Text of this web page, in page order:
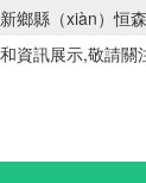
新鄉縣（xiàn）恒
和資訊展示,敬請關